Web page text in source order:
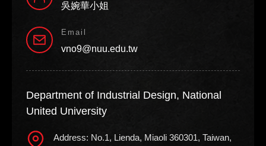
吳婉華小姐
Email
vno9@nuu.edu.tw
Department of Industrial Design, National
United University
Address: No.1, Lienda, Miaoli 360301, Taiwan,